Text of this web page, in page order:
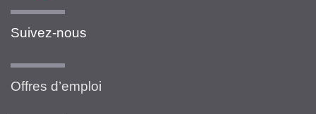
Suivez-nous
Offres d’emploi